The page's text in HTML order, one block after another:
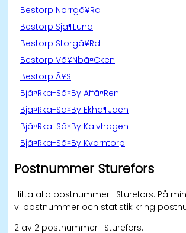
Bestorp Norrgã¥Rd
Bestorp Sjã¶Lund
Bestorp Storgã¥Rd
Bestorp Vã¥Nbã¤Cken
Bestorp Ã¥S
Bjã¤Rka-Sã¤By Affã¤Ren
Bjã¤Rka-Sã¤By Ekhã¶Jden
Bjã¤Rka-Sã¤By Kalvhagen
Bjã¤Rka-Sã¤By Kvarntorp
Postnummer Sturefors
Hitta alla postnummer i Sturefors. På
vi postnummer och statistik kring
2 av 2 postnummer i Sturefors: